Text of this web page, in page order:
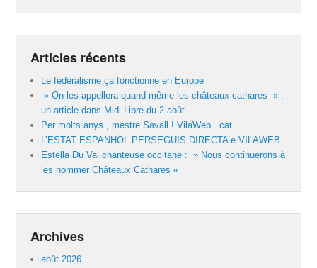
Articles récents
Le fédéralisme ça fonctionne en Europe
» On les appellera quand même les châteaux cathares » :
un article dans Midi Libre du 2 août
Per molts anys , mestre Savall ! VilaWeb . cat
L’ESTAT ESPANHÒL PERSEGUIS DIRECTA e VILAWEB
Estella Du Val chanteuse occitane : » Nous continuerons à
les nommer Châteaux Cathares «
Archives
août 2026